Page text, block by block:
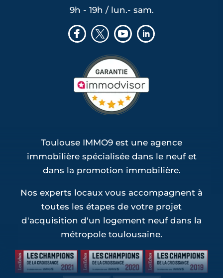
Programmes Jeanbrun Pin-Balma (1)
Programmes Jeanbrun Plaisance-du-
Programmes Jeanbrun Roques (1)
Programmes Jeanbrun Rouffiac-Tolosan
Programmes Jeanbrun Saint-Loup-
Programmes Jeanbrun Saint-Sauveur (1)
9h - 19h / lun.- sam.
Toulouse IMMO9 est une agence
immobilière spécialisée dans le neuf et
dans la promotion immobilière.
Nos experts locaux vous accompagnent à
toutes les étapes de votre projet
d'acquisition d'un logement neuf dans la
métropole toulousaine.